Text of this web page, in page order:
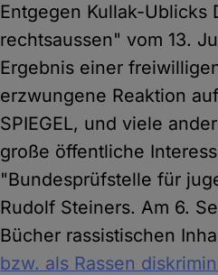
Entgegen Kullak-Ublicks
rechtsaussen" vom 13.
Ergebnis einer
erzwungene Reaktion
SPIEGEL, und viele
große öffentliche
"Bundesprüfstelle für
Rudolf Steiners. Am 6.
Bücher rassistischen
bzw. als Rassen